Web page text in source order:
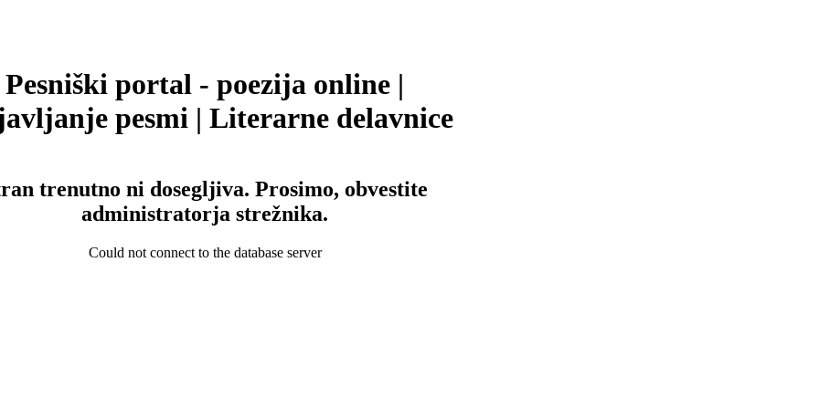
Pesniški portal - poezija online |
pesmi | Literarne delavnice
trenutno ni dosegljiva. Prosimo, obvestite
administratorja strežnika.
Could not connect to the database server